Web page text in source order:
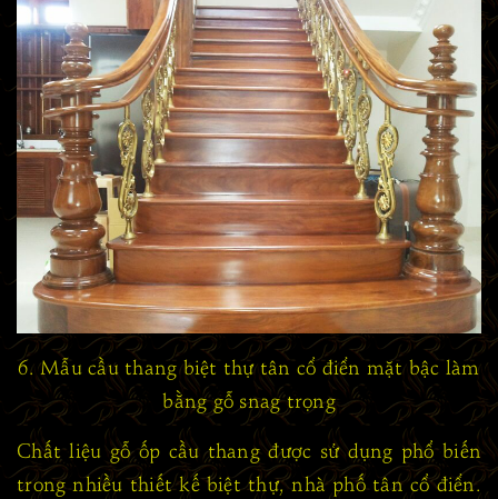
6. Mẫu cầu thang biệt thự tân cổ điển mặt bậc làm
bằng gỗ snag trọng
Chất liệu gỗ ốp cầu thang được sử dụng phổ biến
trong nhiều thiết kế biệt thự, nhà phố tân cổ điển.